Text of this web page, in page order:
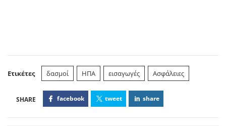
Ετικέτες δασμοί ΗΠΑ εισαγωγές Ασφάλειες
facebook tweet share